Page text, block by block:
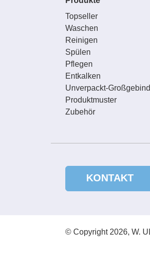
Topseller
Waschen
Reinigen
Spülen
Pflegen
Entkalken
Unverpackt-
Produktmuster
Zubehör
KONTAKT
© Copyright 2026, W.